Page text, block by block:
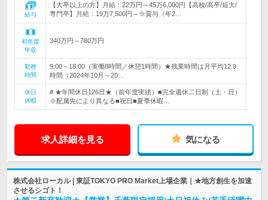
給与
【大卒以上の方】月給：22万円～45万6,000円【高校/高卒/短大/
専門卒】月給：19万7,500円～※賞与（年2…
初年度
年収
340万円～780万円
勤務
時間
9:00～18:00（実働8時間／休憩1時間）★残業時間は月平均12.9
時間（2024年10月～20…
休日
休暇
# ★年間休日126日★（前年度実績）■完全週休二日制（土・日）
※配属先により異なる■祝日■夏季休暇…
求人詳細を見る 気になる
株式会社ローカル | 東証TOKYO PRO Market上場企業｜★地方創生を加速
させるシゴト！